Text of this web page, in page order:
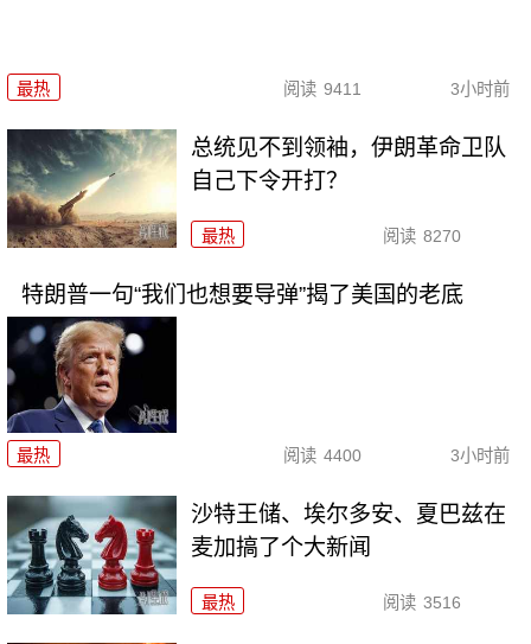
最热 阅读 9411 3小时前
总统见不到领袖，伊朗革命卫队
自己下令开打？
最热 阅读 8270
特朗普一句“我们也想要导弹”揭了美国的老底
最热 阅读 4400 3小时前
沙特王储、埃尔多安、夏巴兹在
麦加搞了个大新闻
最热 阅读 3516